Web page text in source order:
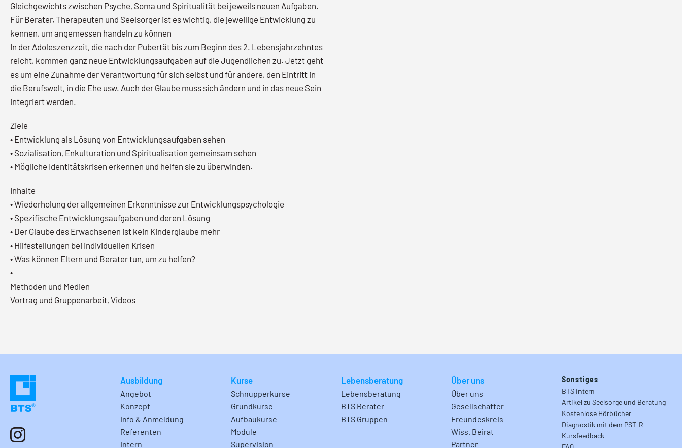
Gleichgewichts zwischen Psyche, Soma und Spiritualität bei jeweils neuen Aufgaben.
Für Berater, Therapeuten und Seelsorger ist es wichtig, die jeweilige Entwicklung zu
kennen, um angemessen handeln zu können
In der Adoleszenzzeit, die nach der Pubertät bis zum Beginn des 2. Lebensjahrzehntes
reicht, kommen ganz neue Entwicklungsaufgaben auf die Jugendlichen zu. Jetzt geht
es um eine Zunahme der Verantwortung für sich selbst und für andere, den Eintritt in
die Berufswelt, in die Ehe usw. Auch der Glaube muss sich ändern und in das neue Sein
integriert werden.
Ziele
• Entwicklung als Lösung von Entwicklungsaufgaben sehen
• Sozialisation, Enkulturation und Spiritualisation gemeinsam sehen
• Mögliche Identitätskrisen erkennen und helfen sie zu überwinden.
Inhalte
• Wiederholung der allgemeinen Erkenntnisse zur Entwicklungspsychologie
• Spezifische Entwicklungsaufgaben und deren Lösung
• Der Glaube des Erwachsenen ist kein Kinderglaube mehr
• Hilfestellungen bei individuellen Krisen
• Was können Eltern und Berater tun, um zu helfen?
•
Methoden und Medien
Vortrag und Gruppenarbeit, Videos
Ausbildung
Angebot
Konzept
Info & Anmeldung
Referenten
Intern
Kurse
Schnupperkurse
Grundkurse
Aufbaukurse
Module
Supervision
Lebensberatung
Lebensberatung
BTS Berater
BTS Gruppen
Über uns
Über uns
Gesellschafter
Freundeskreis
Wiss. Beirat
Partner
Sonstiges
BTS intern
Artikel zu Seelsorge und Beratung
Kostenlose Hörbücher
Diagnostik mit dem PST-R
Kursfeedback